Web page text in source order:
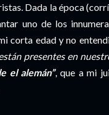
Dada la época
uno de los
corta edad y no
presentes en
el alemán”, que a mi